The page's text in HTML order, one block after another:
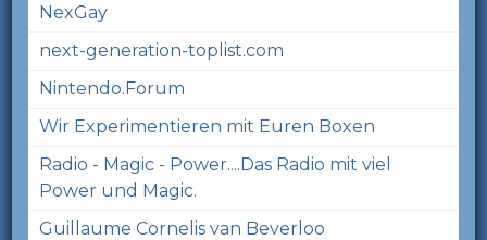
NexGay
next-generation-toplist.com
Nintendo.Forum
Wir Experimentieren mit Euren Boxen
Radio - Magic - Power....Das Radio mit viel
Power und Magic.
Guillaume Cornelis van Beverloo